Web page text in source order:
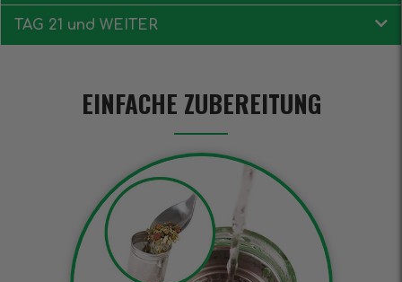
TAG 21 und WEITER
EINFACHE ZUBEREITUNG